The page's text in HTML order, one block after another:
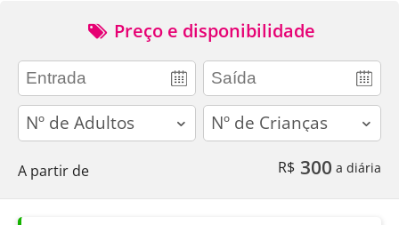
Preço e disponibilidade
adults children
A partir de R$ 300 a diária